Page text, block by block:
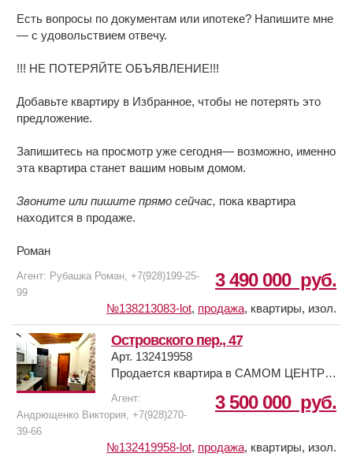
Есть вопросы по документам или ипотеке? Напишите мне
— с удовольствием отвечу.
!!! НЕ ПОТЕРЯЙТЕ ОБЪЯВЛЕНИЕ!!!
Добавьте квартиру в Избранное, чтобы не потерять это
предложение.
Запишитесь на просмотр уже сегодня— возможно, именно
эта квартира станет вашим новым домом.
Звоните или пишите прямо сейчас, пока квартира
находится в продаже.
Роман
3 490 000 руб.
Агент: Рубашка Роман, +7(928)199-25-
99
№138213083-lot, продажа, квартиры, изол.
Островского пер., 47
Арт. 132419958
Продается квартира в САМОМ ЦЕНТРЕ
ценностью ! Есть мансардный этаж-
красивое окно- луч света в комнате!
3 500 000 руб.
Агент:
Андрющенко Виктория, +7(928)270-
39-66
№132419958-lot, продажа, квартиры, изол.